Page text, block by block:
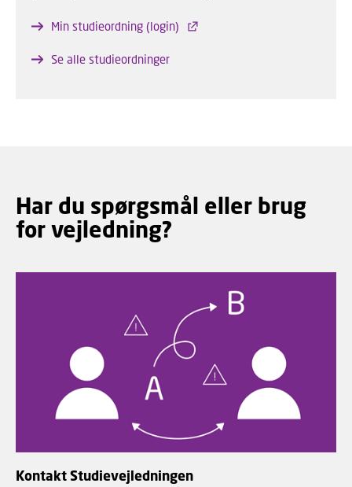
Min studieordning (login)
Se alle studieordninger
Har du spørgsmål eller brug
for vejledning?
Kontakt Studievejledningen